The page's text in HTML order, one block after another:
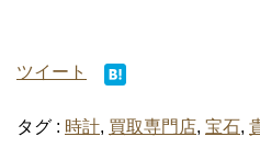
ツイート
タグ : 時計, 買取専門店, 宝石,